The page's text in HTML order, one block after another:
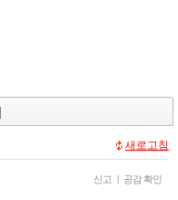
새로고침
신고 | 공감 확인